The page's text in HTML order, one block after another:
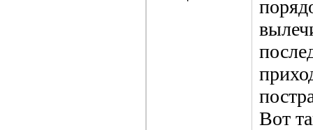
Вот